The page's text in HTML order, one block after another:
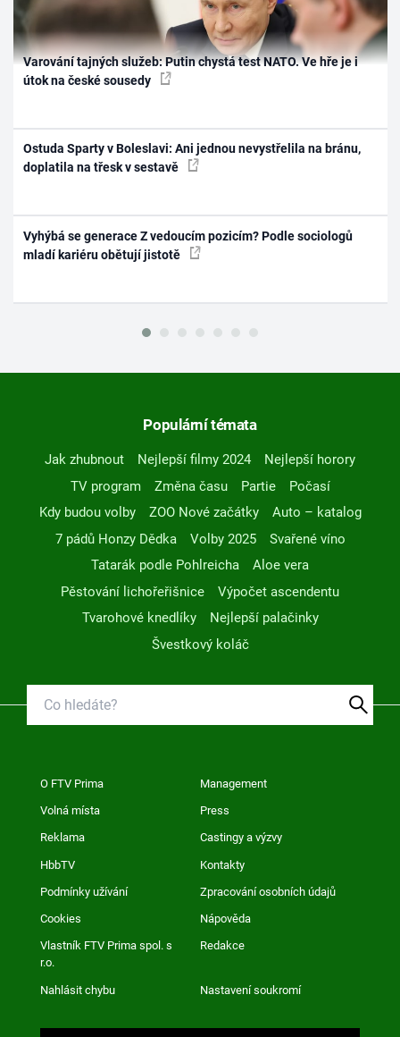
Varování tajných služeb: Putin chystá test NATO. Ve hře je i
útok na české sousedy
Ostuda Sparty v Boleslavi: Ani jednou nevystřelila na bránu,
doplatila na třesk v sestavě
Vyhýbá se generace Z vedoucím pozicím? Podle sociologů
mladí kariéru obětují jistotě
Populární témata
Jak zhubnout Nejlepší filmy 2024
Nejlepší horory
TV program
Změna času Partie
Počasí
Kdy budou volby
ZOO Nové začátky
Auto – katalog
7 pádů Honzy Dědka
Volby 2025
Svařené víno
Tatarák podle Pohlreicha
Aloe vera
Pěstování lichořeřišnice
Výpočet ascendentu
Tvarohové knedlíky
Nejlepší palačinky
Švestkový koláč
O FTV Prima Management
Volná místa Press
Reklama Castingy a výzvy
HbbTV Kontakty
Podmínky užívání Zpracování osobních údajů
Cookies Nápověda
Vlastník FTV Prima spol. s
r.o.
Redakce
Nahlásit chybu Nastavení soukromí